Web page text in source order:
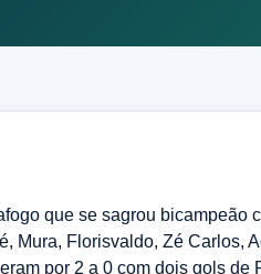
que se sagrou
Mura, Florisvaldo, Zé Carlos,
por 2 a 0 com dois gols de